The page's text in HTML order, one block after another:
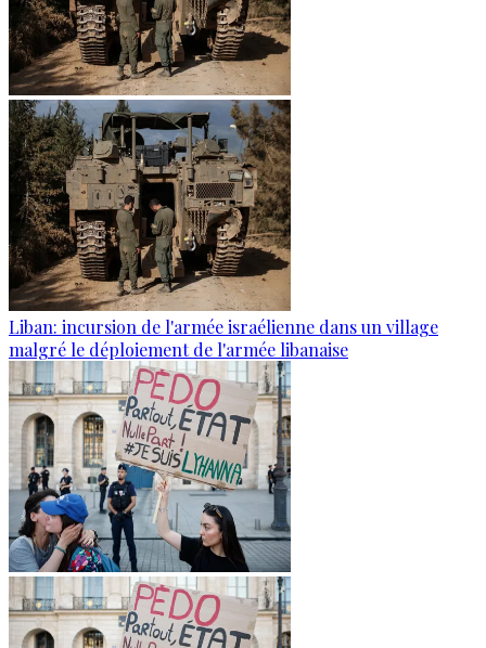
Liban: incursion de l'armée israélienne dans un village
malgré le déploiement de l'armée libanaise